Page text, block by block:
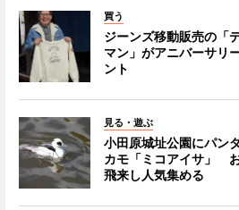
買う
ジーンズ移動販売の「
マン」がアニバーサリ
ント
見る・遊ぶ
小田原城址公園にパン
カモ「ミコアイサ」
飛来し人気集める